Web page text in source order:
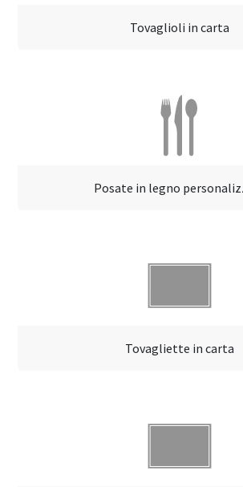
Tovaglioli in carta
Posate in legno
Tovagliette in carta